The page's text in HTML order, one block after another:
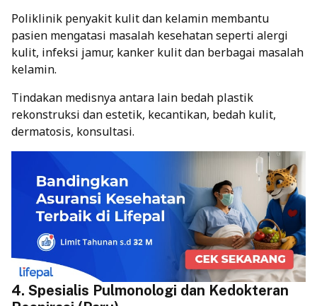
Poliklinik penyakit kulit dan kelamin membantu
pasien mengatasi masalah kesehatan seperti alergi
kulit, infeksi jamur, kanker kulit dan berbagai masalah
kelamin.
Tindakan medisnya antara lain bedah plastik
rekonstruksi dan estetik, kecantikan, bedah kulit,
dermatosis, konsultasi.
4. Spesialis Pulmonologi dan Kedokteran